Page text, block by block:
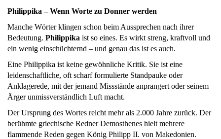
Philippika – Wenn Worte zu Donner werden
Manche Wörter klingen schon beim Aussprechen nach ihrer
Bedeutung. Philippika ist so eines. Es wirkt streng, kraftvoll und
ein wenig einschüchternd – und genau das ist es auch.
Eine Philippika ist keine gewöhnliche Kritik. Sie ist eine
leidenschaftliche, oft scharf formulierte Standpauke oder
Anklagerede, mit der jemand Missstände anprangert oder seinem
Ärger unmissverständlich Luft macht.
Der Ursprung des Wortes reicht mehr als 2.000 Jahre zurück. Der
berühmte griechische Redner Demosthenes hielt mehrere
flammende Reden gegen König Philipp II. von Makedonien.